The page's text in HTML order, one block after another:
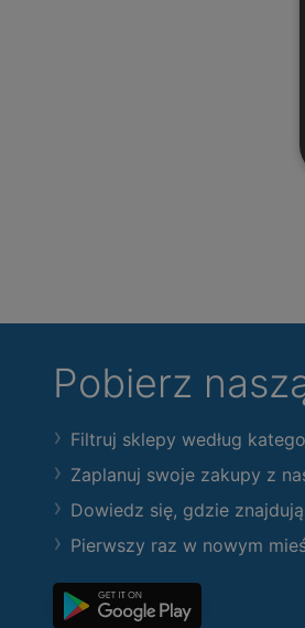
Pobierz
Filtruj sklepy według
Zaplanuj swoje zakupy z
Dowiedz się, gdzie
Pierwszy raz w nowym